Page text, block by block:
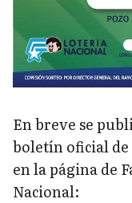
En breve se
boletín oficial de
en la página de
Nacional: